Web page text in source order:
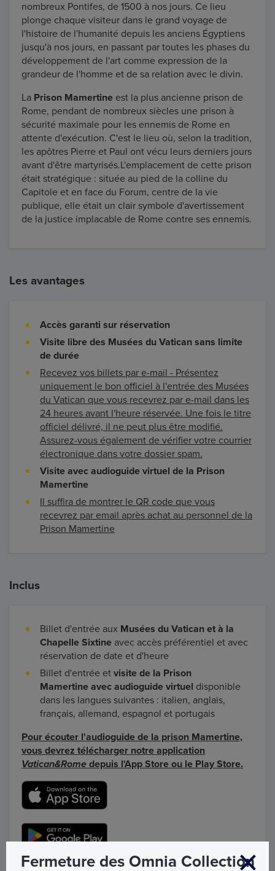
nombreux Pontifes, de 1500 à nos jours. Ce lieu
plonge chaque visiteur dans le grand voyage de
l'histoire de l'humanité depuis les anciens Égyptiens
jusqu'à nos jours, en passant par toutes les phases du
développement de l'art comme expression de la
grandeur de l'homme et de sa relation avec le divin.
La Prison Mamertine est la plus ancienne prison de
Rome, pendant de nombreux siècles une prison à
sécurité maximale pour les ennemis de Rome en
attente d'exécution. C'est le lieu où, selon la tradition,
les apôtres Pierre et Paul ont vécu leurs derniers jours
avant d'être martyrisés.L'emplacement de cette prison
était stratégique : située au pied de la colline du
Capitole et en face du Forum, centre de la vie
publique, elle était un clair symbole d'avertissement
de la justice implacable de Rome contre ses ennemis.
Les avantages
Accès garanti sur réservation
Visite libre des Musées du Vatican sans limite
de durée
Recevez vos billets par e-mail - Présentez
uniquement le bon officiel à l'entrée des Musées
du Vatican que vous recevrez par e-mail dans les
24 heures avant l'heure réservée. Une fois le titre
officiel délivré, il ne peut plus être modifié.
Assurez-vous également de vérifier votre courrier
électronique dans votre dossier spam.
Visite avec audioguide virtuel de la Prison
Mamertine
Il suffira de montrer le QR code que vous
recevrez par email après achat au personnel de la
Prison Mamertine
Inclus
Billet d'entrée aux Musées du Vatican et à la
Chapelle Sixtine avec accès préférentiel et avec
réservation de date et d'heure
Billet d'entrée et visite de la Prison
Mamertine avec audioguide virtuel disponible
dans les langues suivantes : italien, anglais,
français, allemand, espagnol et portugais
Pour écouter l'audioguide de la prison Mamertine,
vous devrez télécharger notre application
Vatican&Rome depuis l'App Store ou le Play Store.
Fermeture des Omnia Collection